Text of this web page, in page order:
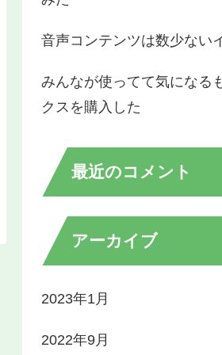
音声コンテンツは数少ない
みんなが使ってて気になる
クスを購入した
最近のコメント
アーカイブ
2023年1月
2022年9月